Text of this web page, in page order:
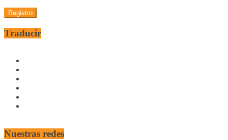
Traducir
Nuestras redes